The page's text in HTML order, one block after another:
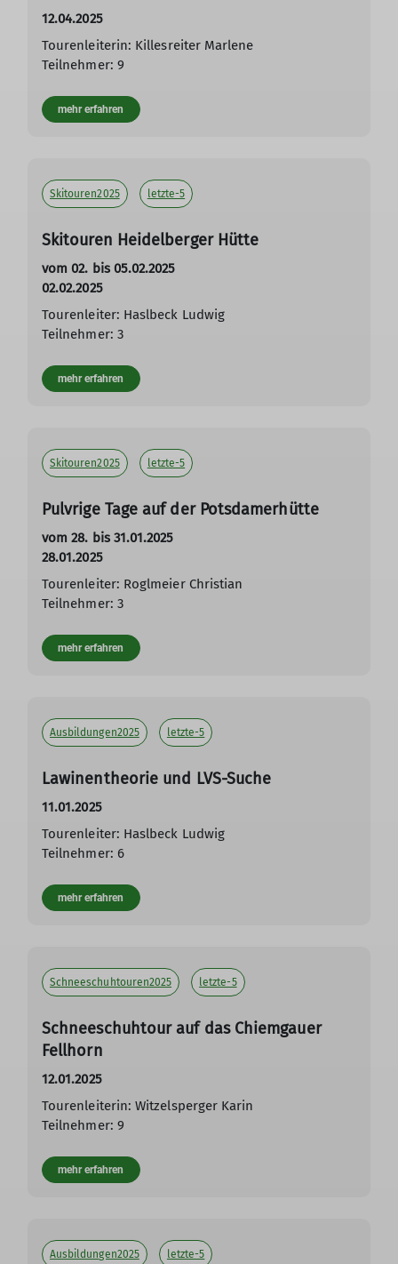
12.04.2025
Tourenleiterin: Killesreiter Marlene
Teilnehmer: 9
mehr erfahren
Skitouren2025 letzte-5
Skitouren Heidelberger Hütte
vom 02. bis 05.02.2025
02.02.2025
Tourenleiter: Haslbeck Ludwig
Teilnehmer: 3
mehr erfahren
Skitouren2025 letzte-5
Pulvrige Tage auf der Potsdamerhütte
vom 28. bis 31.01.2025
28.01.2025
Tourenleiter: Roglmeier Christian
Teilnehmer: 3
mehr erfahren
Ausbildungen2025 letzte-5
Lawinentheorie und LVS-Suche
11.01.2025
Tourenleiter: Haslbeck Ludwig
Teilnehmer: 6
mehr erfahren
Schneeschuhtouren2025 letzte-5
Schneeschuhtour auf das Chiemgauer
Fellhorn
12.01.2025
Tourenleiterin: Witzelsperger Karin
Teilnehmer: 9
mehr erfahren
Ausbildungen2025 letzte-5